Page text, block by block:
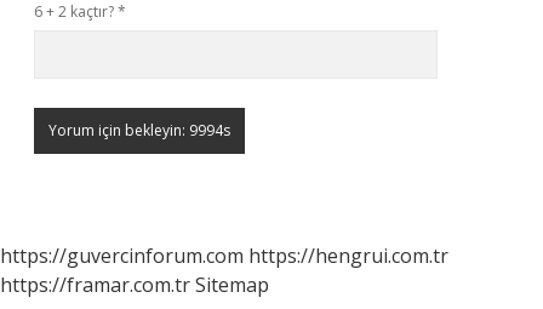
6 + 2 kaçtır?*
https://guvercinforum.com https://hengrui.com.tr
https://framar.com.trSitemap